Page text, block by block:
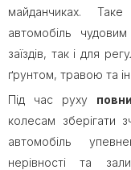
майданчиках.
автомобіль
заїздів, так і для
ґрунтом, травою та
Під час руху
колесам зберігати
автомобіль
нерівності та